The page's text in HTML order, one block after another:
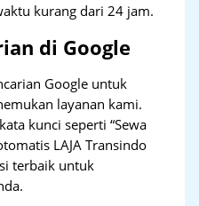
kurang dari 24 jam.
di Google
Google untuk
layanan kami.
kunci seperti “Sewa
LAJA Transindo
terbaik untuk